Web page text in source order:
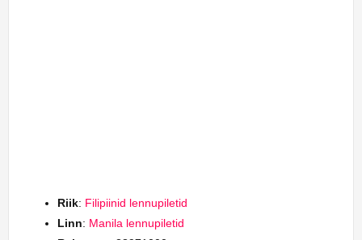
Riik: Filipiinid lennupiletid
Linn: Manila lennupiletid